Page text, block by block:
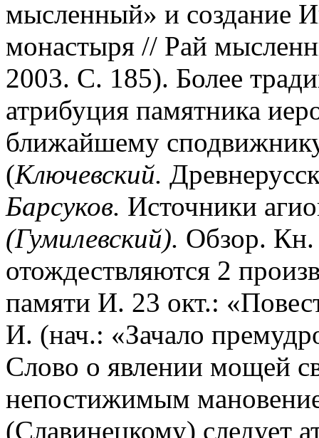
мысленный» и создание
монастыря // Рай
2003. С. 185). Более
атрибуция памятника
ближайшему
(Ключевский.
Барсуков. Источники
(Гумилевский). Обзор. Кн.
отождествляются 2
памяти И. 23 окт.:
И. (нач.: «Зачало
Слово о явлении мощей
непостижимым
(Славинецкому) следует